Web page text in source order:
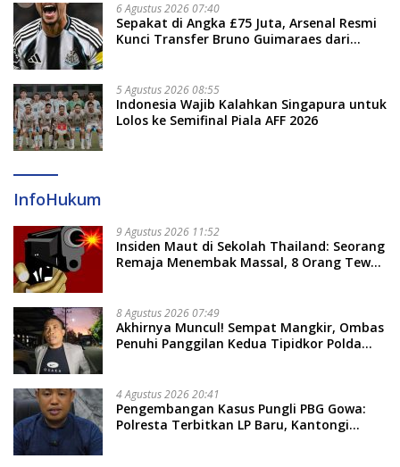
6 Agustus 2026 07:40
Sepakat di Angka £75 Juta, Arsenal Resmi
Kunci Transfer Bruno Guimaraes dari
5 Agustus 2026 08:55
Indonesia Wajib Kalahkan Singapura untuk
Lolos ke Semifinal Piala AFF 2026
InfoHukum
9 Agustus 2026 11:52
Insiden Maut di Sekolah Thailand: Seorang
Remaja Menembak Massal, 8 Orang Tewas
8 Agustus 2026 07:49
Akhirnya Muncul! Sempat Mangkir, Ombas
Penuhi Panggilan Kedua Tipidkor Polda
4 Agustus 2026 20:41
Pengembangan Kasus Pungli PBG Gowa:
Polresta Terbitkan LP Baru, Kantongi